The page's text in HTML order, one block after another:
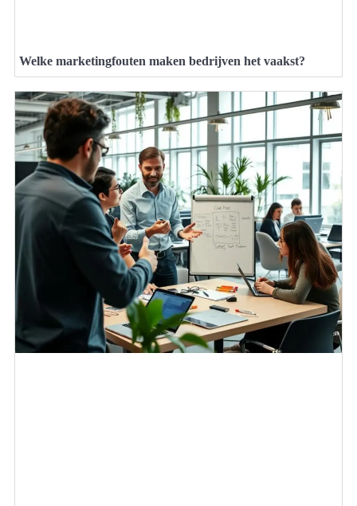
Welke marketingfouten maken bedrijven het vaakst?